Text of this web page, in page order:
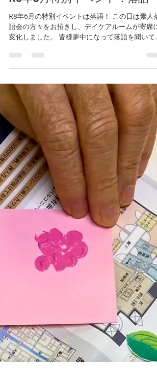
江東こころのクリニック
6月30日
読了時間: 1分
R8年6月特別イベント：落語
R8年6月の特別イベントは落語！ この日は素人落
語会の方々をお招きし、デイケアルームが寄席に
変化しました。 皆様夢中になって落語を聞いてお
られました。話の展開によってはどっと笑いが起
こる場面もありました。 落語終了後は拍手喝采で
落語会の方をお送りしました。 ところどころから
「アンコールは？」「次はいつ来るの？」という
声も聞こえ、大好評に終わりました。